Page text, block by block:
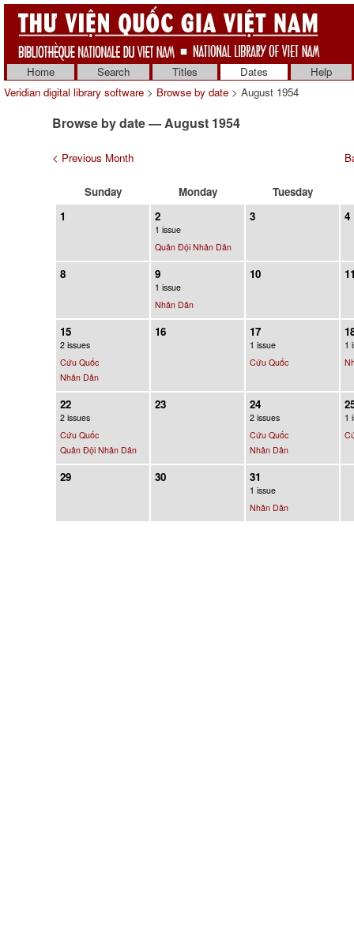
Home Search Titles Dates
Help
Veridian digital library software > Browse by date > August 1954
Browse by date — August 1954
< Previous Month
Sunday Monday
Tuesday
1
2
1 issue
Quân Đội Nhân Dân
3 4
8 9
1 issue
Nhân Dân
10
15
2 issues
Cứu Quốc
Nhân Dân
16 17
1 issue
Cứu Quốc
1
22
2 issues
Cứu Quốc
Quân Đội Nhân Dân
23 24
2 issues
Cứu Quốc
Nhân Dân
1
29 30 31
1 issue
Nhân Dân